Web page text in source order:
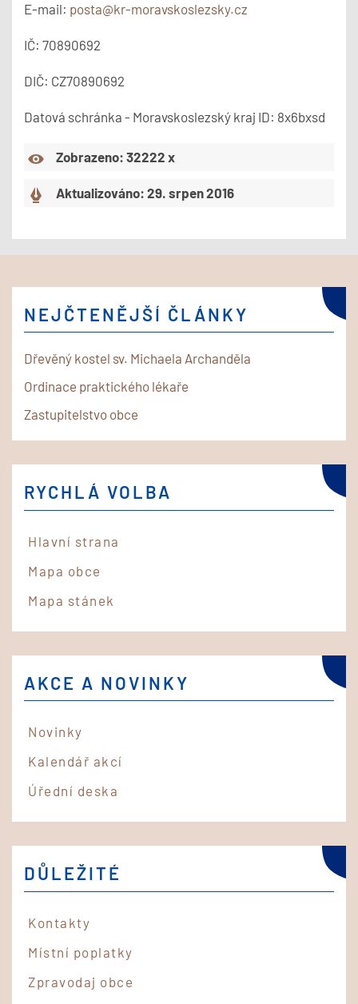
E-mail: posta@kr-moravskoslezsky.cz
IČ: 70890692
DIČ: CZ70890692
Datová schránka - Moravskoslezský kraj ID: 8x6bxsd
Zobrazeno: 32222 x
Aktualizováno: 29. srpen 2016
NEJČTENĚJŠÍ ČLÁNKY
Dřevěný kostel sv. Michaela Archanděla
Ordinace praktického lékaře
Zastupitelstvo obce
RYCHLÁ VOLBA
Hlavní strana
Mapa obce
Mapa stánek
AKCE A NOVINKY
Novinky
Kalendář akcí
Úřední deska
DŮLEŽITÉ
Kontakty
Místní poplatky
Zpravodaj obce